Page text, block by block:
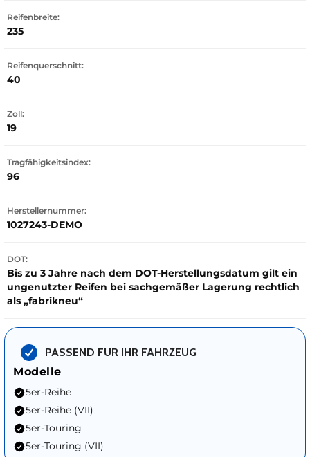
Reifenbreite:
235
Reifenquerschnitt:
40
Zoll:
19
Tragfähigkeitsindex:
96
Herstellernummer:
1027243-DEMO
DOT:
Bis zu 3 Jahre nach dem DOT-Herstellungsdatum gilt ein
ungenutzter Reifen bei sachgemäßer Lagerung rechtlich
als „fabrikneu“
PASSEND FUR IHR FAHRZEUG
Modelle
5er-Reihe
5er-Reihe (VII)
5er-Touring
5er-Touring (VII)